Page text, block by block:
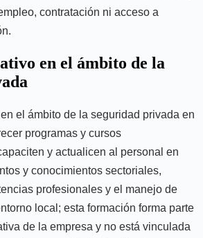
contratación ni acceso a
en el ámbito de la
el ámbito de la seguridad privada en
programas y cursos
y actualicen al personal en
y conocimientos sectoriales,
profesionales y el manejo de
local; esta formación forma parte
de la empresa y no está vinculada